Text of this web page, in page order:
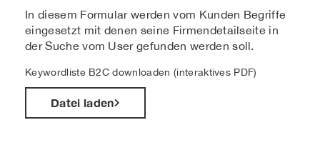
In diesem Formular werden vom Kunden Begriffe
eingesetzt mit denen seine Firmendetailseite in
der Suche vom User gefunden werden soll.
Keywordliste B2C downloaden (interaktives PDF)
Datei laden